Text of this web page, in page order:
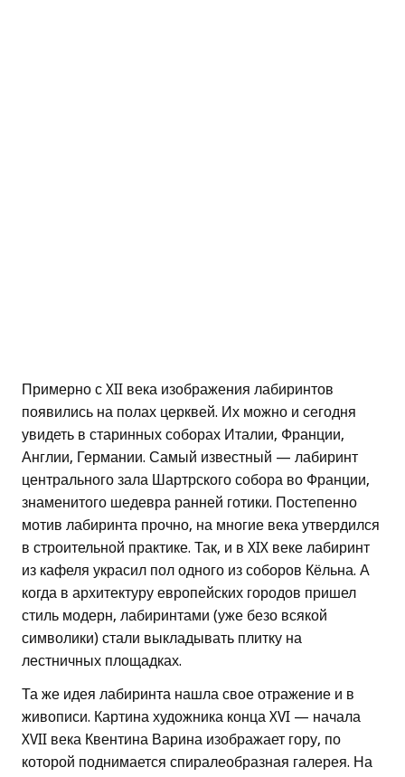
Примерно с XII века изображения лабиринтов
появились на полах церквей. Их можно и сегодня
увидеть в старинных соборах Италии, Франции,
Англии, Германии. Самый известный — лабиринт
центрального зала Шартрского собора во Франции,
знаменитого шедевра ранней готики. Постепенно
мотив лабиринта прочно, на многие века утвердился
в строительной практике. Так, и в XIX веке лабиринт
из кафеля украсил пол одного из соборов Кёльна. А
когда в архитектуру европейских городов пришел
стиль модерн, лабиринтами (уже безо всякой
символики) стали выкладывать плитку на
лестничных площадках.
Та же идея лабиринта нашла свое отражение и в
живописи. Картина художника конца XVI — начала
XVII века Квентина Варина изображает гору, по
которой поднимается спиралеобразная галерея. На